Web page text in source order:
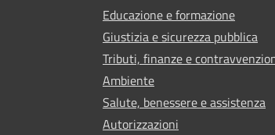
Educazione e formazione
Giustizia e sicurezza pubblica
Tributi, finanze e
Ambiente
Salute, benessere e assistenza
Autorizzazioni